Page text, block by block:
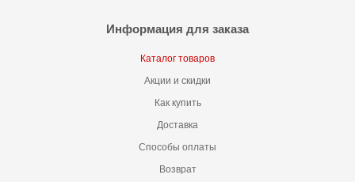
Информация для заказа
Каталог товаров
Акции и скидки
Как купить
Доставка
Способы оплаты
Возврат